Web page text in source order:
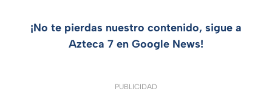
¡No te pierdas nuestro contenido, sigue a
Azteca 7 en Google News!
PUBLICIDAD